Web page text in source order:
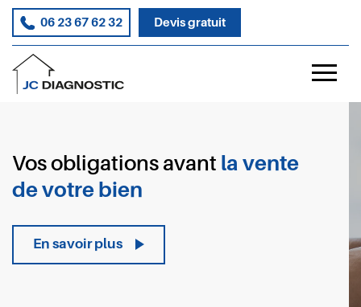
06 23 67 62 32 Devis gratuit
Vos obligations avant
location de votre bien